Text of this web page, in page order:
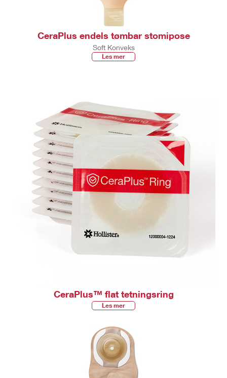
CeraPlus endels tømbar stomipose
Soft Konveks
Les mer
CeraPlus™ flat tetningsring
Les mer